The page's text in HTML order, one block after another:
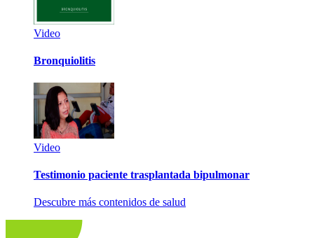
Video
Bronquiolitis
Video
Testimonio paciente trasplantada bipulmonar
Descubre más contenidos de salud